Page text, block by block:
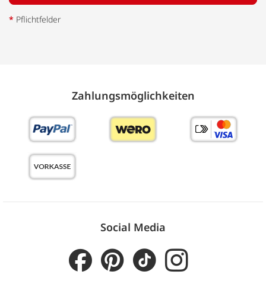
* Pflichtfelder
Zahlungs­möglich­keiten
Social Media